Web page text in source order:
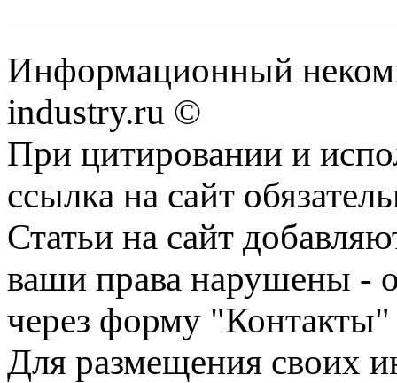
Информационный
industry.ru ©
При цитировании и
ссылка на сайт
Статьи на сайт
ваши права нарушены -
через форму "Контакты"
Для размещения своих